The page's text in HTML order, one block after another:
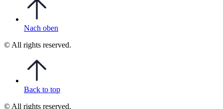
Nach oben
© All rights reserved.
Back to top
© All rights reserved.